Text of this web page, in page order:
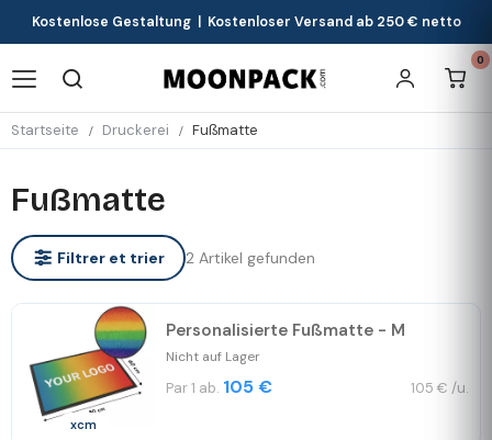
Kostenlose Gestaltung | Kostenloser Versand ab 250 € netto
0
Startseite Druckerei Fußmatte
Fußmatte
Filtrer et trier 2 Artikel gefunden
xcm
Personalisierte Fußmatte - M
Nicht auf Lager
Par 1 ab. 105 € 105 € /u.